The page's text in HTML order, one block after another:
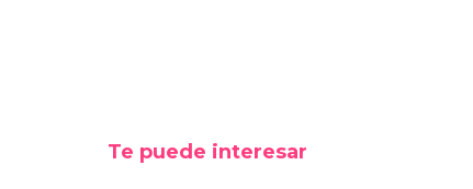
Te puede interesar